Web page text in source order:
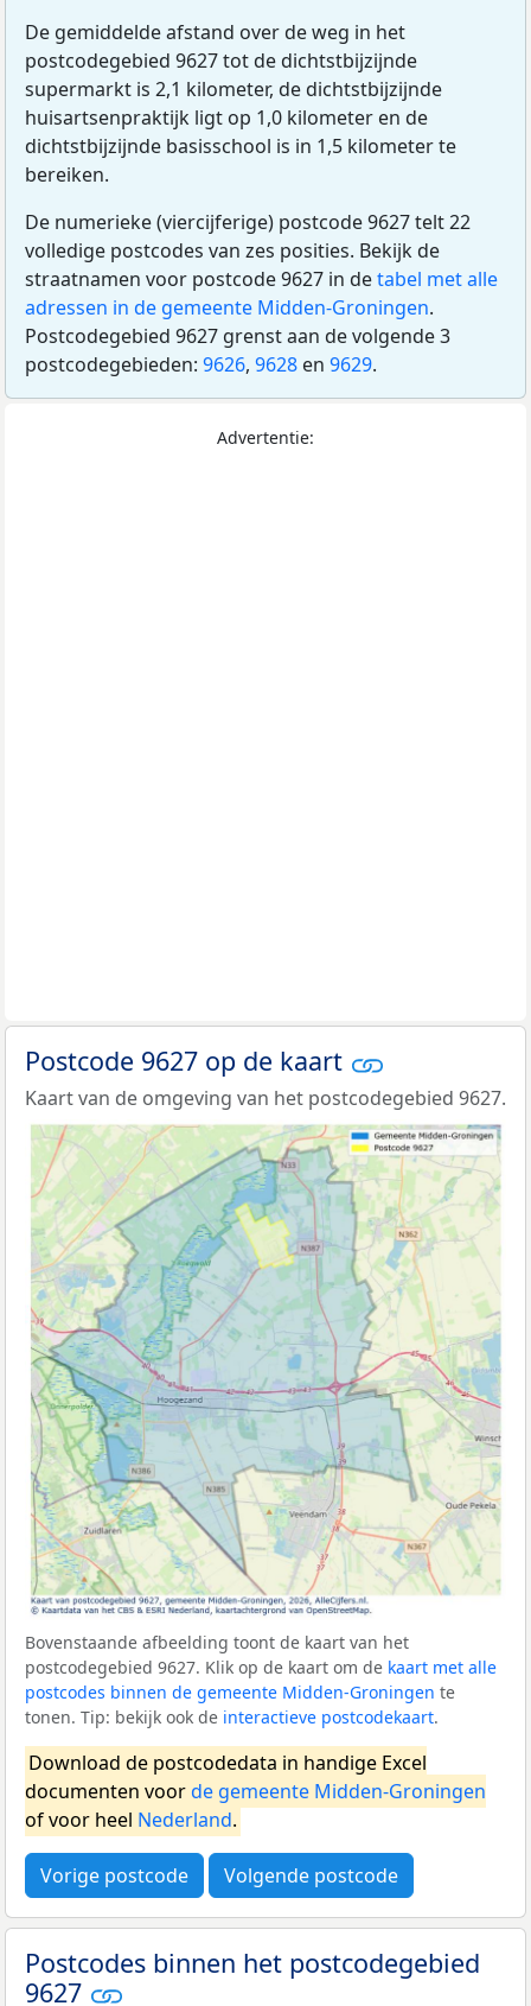
De gemiddelde afstand over de weg in het
postcodegebied 9627 tot de dichtstbijzijnde
supermarkt is 2,1 kilometer, de dichtstbijzijnde
huisartsenpraktijk ligt op 1,0 kilometer en de
dichtstbijzijnde basisschool is in 1,5 kilometer te
bereiken.
De numerieke (viercijferige) postcode 9627 telt 22
volledige postcodes van zes posities. Bekijk de
straatnamen voor postcode 9627 in detabel met alle
adressen in de gemeente Midden-Groningen.
Postcodegebied 9627 grenst aan de volgende 3
postcodegebieden: 9626, 9628 en 9629.
Advertentie:
Postcode 9627 op de kaart
Kaart van de omgeving van het postcodegebied 9627.
Bovenstaande afbeelding toont de kaart van het
postcodegebied 9627. Klik op de kaart om de kaart met alle
postcodes binnen de gemeente Midden-Groningen te
tonen. Tip: bekijk ook de interactieve postcodekaart.
Download de postcodedata in handige Excel
documenten voorde gemeente Midden-Groningen
of voor heel Nederland.
Vorige postcode Volgende postcode
Postcodes binnen het postcodegebied
9627